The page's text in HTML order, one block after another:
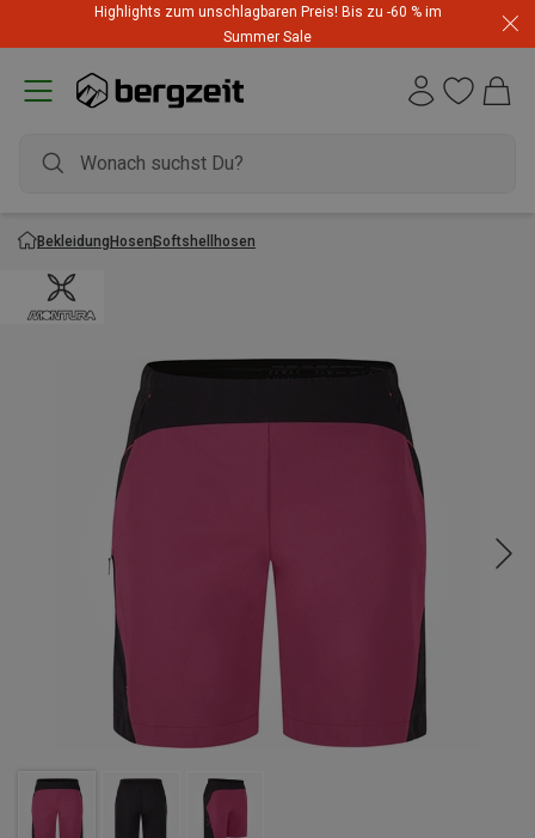
Highlights zum unschlagbaren Preis! Bis zu -60 % im
Summer Sale
BekleidungHosenSoftshellhosen